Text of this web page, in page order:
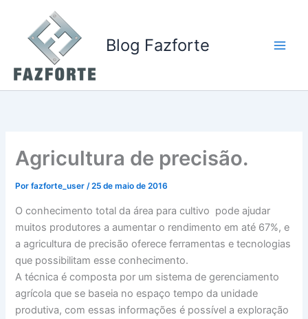
conteúdo
Blog Fazforte
Agricultura de precisão.
Porfazforte_user/25 de maio de 2016
O conhecimento total da área para cultivo pode ajudar
muitos produtores a aumentar o rendimento em até 67%, e
a agricultura de precisão oferece ferramentas e tecnologias
que possibilitam esse conhecimento.
A técnica é composta por um sistema de gerenciamento
agrícola que se baseia no espaço tempo da unidade
produtiva, com essas informações é possível a exploração